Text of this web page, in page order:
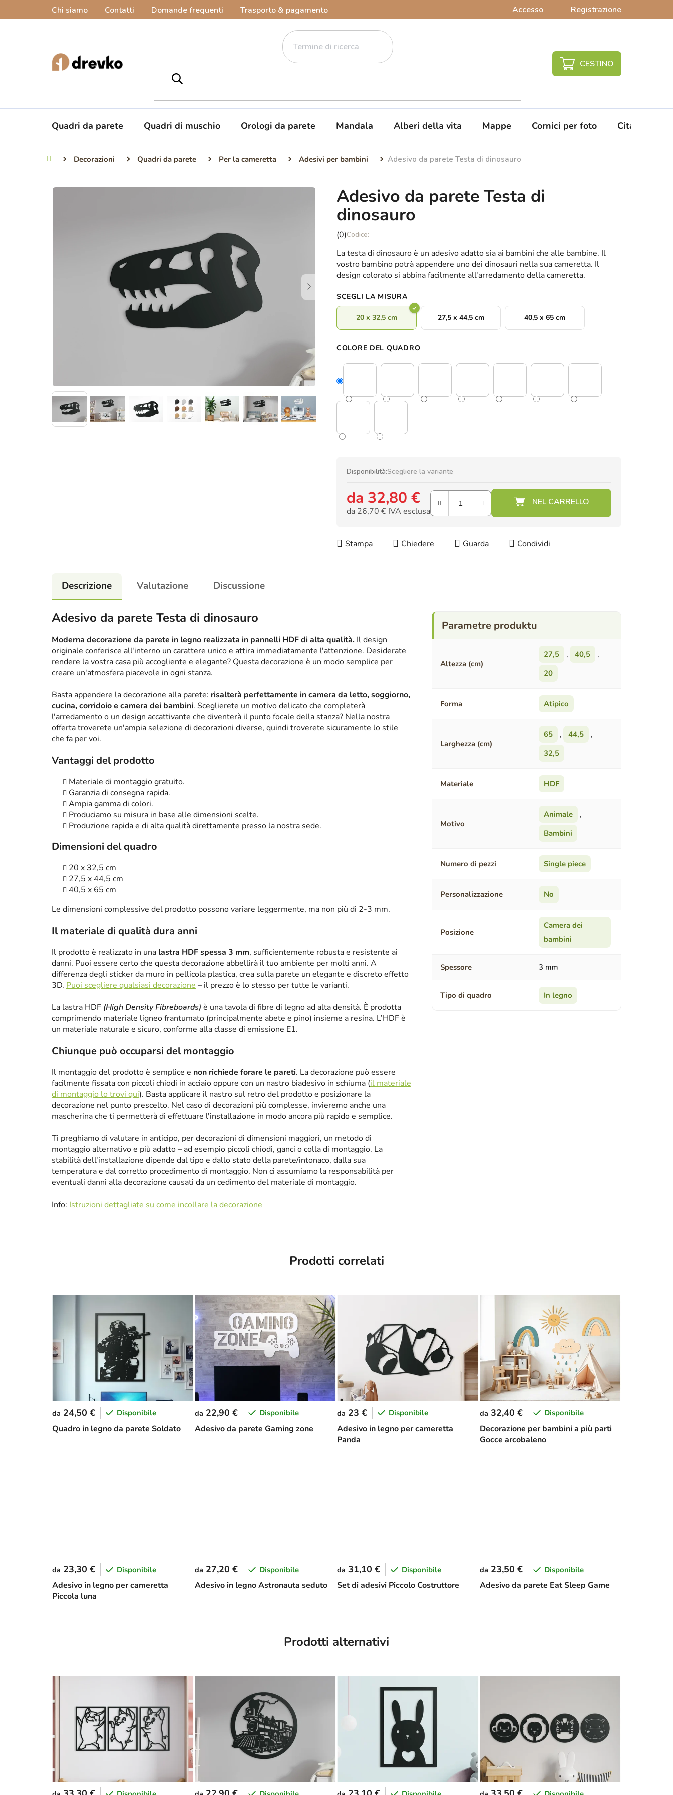
Chi siamo Contatti Domande frequenti Trasporto & pagamento Accesso Registrazione
CARRELLO
SPESA
Quadri da parete Quadri di muschio Orologi da parete Mandala Alberi della vita Mappe Cornici per foto Citazioni da
Casa Decorazioni Quadri da parete Per la cameretta Adesivi per bambini Adesivo da parete Testa di dinosauro
Adesivo da parete Testa di
dinosauro
La
media
del
prodotto
0,0
su
(0)
La testa di dinosauro è un adesivo adatto sia ai bambini che alle bambine. Il
vostro bambino potrà appendere uno dei dinosauri nella sua cameretta. Il
design colorato si abbina facilmente all'arredamento della cameretta.
SCEGLI LA MISURA
20 x 32,5 cm 27,5 x 44,5 cm 40,5 x 65 cm
COLORE DEL QUADRO
Disponibilità:Scegliere la variante
da 32,80 €
da 26,70 € IVA esclusa
Stampa
Chiedere Guarda Condividi
Descrizione Valutazione Discussione
Adesivo da parete Testa di dinosauro
Moderna decorazione da parete in legno realizzata in pannelli HDF di alta qualità. Il design
originale conferisce all'interno un carattere unico e attira immediatamente l'attenzione. Desiderate
rendere la vostra casa più accogliente e elegante? Questa decorazione è un modo semplice per
creare un'atmosfera piacevole in ogni stanza.
Basta appendere la decorazione alla parete: risalterà perfettamente in camera da letto, soggiorno,
cucina, corridoio e camera dei bambini. Sceglierete un motivo delicato che completerà
l'arredamento o un design accattivante che diventerà il punto focale della stanza? Nella nostra
offerta troverete un'ampia selezione di decorazioni diverse, quindi troverete sicuramente lo stile
che fa per voi.
Vantaggi del prodotto
Materiale di montaggio gratuito.
Garanzia di consegna rapida.
Ampia gamma di colori.
Produciamo su misura in base alle dimensioni scelte.
Produzione rapida e di alta qualità direttamente presso la nostra sede.
Dimensioni del quadro
20 x 32,5 cm
27,5 x 44,5 cm
40,5 x 65 cm
Le dimensioni complessive del prodotto possono variare leggermente, ma non più di 2-3 mm.
Il materiale di qualità dura anni
Il prodotto è realizzato in una lastra HDF spessa 3 mm, sufficientemente robusta e resistente ai
danni. Puoi essere certo che questa decorazione abbellirà il tuo ambiente per molti anni. A
differenza degli sticker da muro in pellicola plastica, crea sulla parete un elegante e discreto effetto
3D. Puoi scegliere qualsiasi decorazione – il prezzo è lo stesso per tutte le varianti.
La lastra HDF (High Density Fibreboards) è una tavola di fibre di legno ad alta densità. È prodotta
comprimendo materiale ligneo frantumato (principalmente abete e pino) insieme a resina. L’HDF è
un materiale naturale e sicuro, conforme alla classe di emissione E1.
Chiunque può occuparsi del montaggio
Il montaggio del prodotto è semplice e non richiede forare le pareti. La decorazione può essere
facilmente fissata con piccoli chiodi in acciaio oppure con un nastro biadesivo in schiuma (il materiale
di montaggio lo trovi qui). Basta applicare il nastro sul retro del prodotto e posizionare la
decorazione nel punto prescelto. Nel caso di decorazioni più complesse, invieremo anche una
mascherina che ti permetterà di effettuare l'installazione in modo ancora più rapido e semplice.
Ti preghiamo di valutare in anticipo, per decorazioni di dimensioni maggiori, un metodo di
montaggio alternativo e più adatto – ad esempio piccoli chiodi, ganci o colla di montaggio. La
stabilità dell'installazione dipende dal tipo e dallo stato della parete/intonaco, dalla sua
temperatura e dal corretto procedimento di montaggio. Non ci assumiamo la responsabilità per
eventuali danni alla decorazione causati da un cedimento del materiale di montaggio.
Info: Istruzioni dettagliate su come incollare la decorazione
Altezza (cm)
27,5 , 40,5
,
20
Forma Atipico
Larghezza (cm)
65 , 44,5
,
32,5
Materiale HDF
Motivo
Animale
,
Bambini
Numero di pezzi Single piece
Personalizzazione No
Posizione
Camera dei
bambini
Spessore 3 mm
Tipo di quadro In legno
Prodotti correlati
Quadro in legno da parete Soldato
da 24,50 € Disponibile
Adesivo da parete Gaming zone
da 22,90 € Disponibile
Adesivo in legno per cameretta
Panda
da 23 € Disponibile
Decorazione per bambini a più parti
Gocce arcobaleno
da 32,40 € Disponibile
Adesivo in legno per cameretta
Piccola luna
da 23,30 € Disponibile
Adesivo in legno Astronauta seduto
da 27,20 € Disponibile
Set di adesivi Piccolo Costruttore
da 31,10 € Disponibile
Adesivo da parete Eat Sleep Game
da 23,50 € Disponibile
Prodotti alternativi